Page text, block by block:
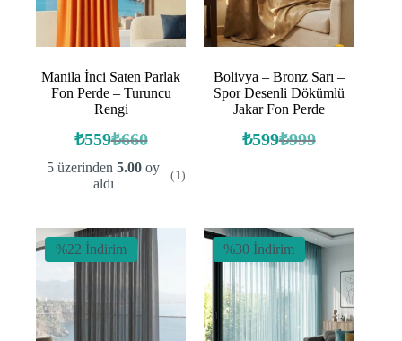
Manila İnci Saten Parlak
Fon Perde – Turuncu
Rengi
₺660
Orijinal
fiyat:
₺660.
₺559Şu
andaki
fiyat:
5 üzerinden5.00 oy
aldı
(1)
Bolivya – Bronz Sarı –
Spor Desenli Dökümlü
Jakar Fon Perde
₺999
Orijinal
₺599Şu
%22 İndirim %30 İndirim